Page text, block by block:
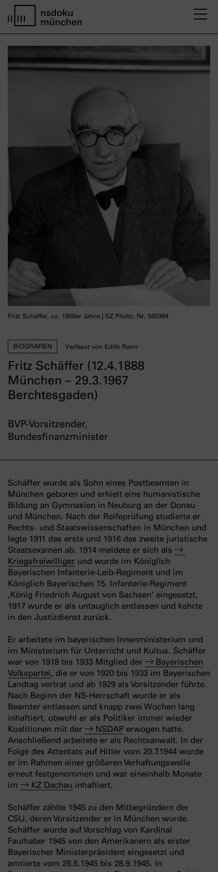
Fritz Schäffer (12.4.1888
München – 29.3.1967
Berchtesgaden)
BIOGRAFIEN Verfasst von Edith Raim
BVP-Vorsitzender,
Bundesfinanzminister
Fritz Schäffer, ca. 1950er Jahre | SZ Photo, Nr. 565984
Schäffer wurde als Sohn eines Postbeamten in
München geboren und erhielt eine humanistische
Bildung an Gymnasien in Neuburg an der Donau
und München. Nach der Reifeprüfung studierte er
Rechts- und Staatswissenschaften in München und
legte 1911 das erste und 1916 das zweite juristische
Staatsexamen ab. 1914 meldete er sich als
Kriegsfreiwilliger und wurde im Königlich
Bayerischen Infanterie-Leib-Regiment und im
Königlich Bayerischen 15. Infanterie-Regiment
‚König Friedrich August von Sachsen‘ eingesetzt.
1917 wurde er als untauglich entlassen und kehrte
in den Justizdienst zurück.
Er arbeitete im bayerischen Innenministerium und
im Ministerium für Unterricht und Kultus. Schäffer
war von 1918 bis 1933 Mitglied der
Bayerischen
Volkspartei, die er von 1920 bis 1933 im Bayerischen
Landtag vertrat und ab 1929 als Vorsitzender führte.
Nach Beginn der NS-Herrschaft wurde er als
Beamter entlassen und knapp zwei Wochen lang
inhaftiert, obwohl er als Politiker immer wieder
Koalitionen mit der
NSDAP erwogen hatte.
Anschließend arbeitete er als Rechtsanwalt. In der
Folge des Attentats auf Hitler vom 20.7.1944 wurde
er im Rahmen einer größeren Verhaftungswelle
erneut festgenommen und war eineinhalb Monate
im
KZ Dachau inhaftiert.
Schäffer zählte 1945 zu den Mitbegründern der
CSU, deren Vorsitzender er in München wurde.
Schäffer wurde auf Vorschlag von Kardinal
Faulhaber 1945 von den Amerikanern als erster
Bayerischer Ministerpräsident eingesetzt und
amtierte vom 28.5.1945 bis 28.9.1945. In